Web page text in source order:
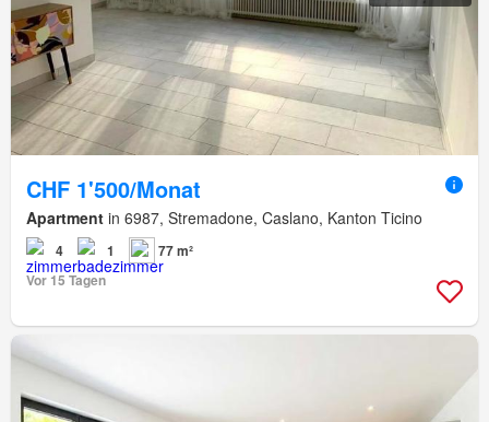
CHF 1'500/Monat
Apartment in 6987, Stremadone, Caslano, Kanton Ticino
4 1
77 m²
Vor 15 Tagen